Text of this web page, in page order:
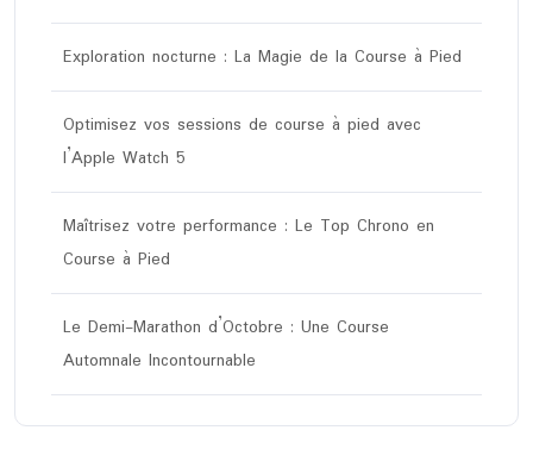
Exploration nocturne : La Magie de la Course à Pied
Optimisez vos sessions de course à pied avec
l’Apple Watch 5
Maîtrisez votre performance : Le Top Chrono en
Course à Pied
Le Demi-Marathon d’Octobre : Une Course
Automnale Incontournable